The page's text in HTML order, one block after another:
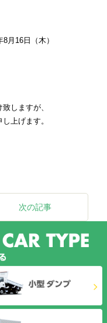
月16日（木）
しますが、
上げます。
次の記事